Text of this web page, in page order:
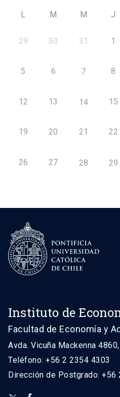
L M M J
29 30 31 1
5 6 7 8
12 13 14 15
19 20 21 22
26 27 28 29
Instituto de
Facultad de Economía y
Avda. Vicuña Mackenna
Teléfono: +56 2 2354 4303
Dirección de Postgrado: +56